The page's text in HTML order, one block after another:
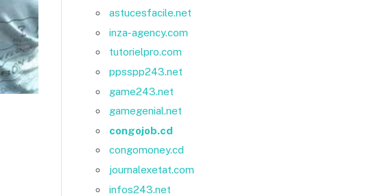
astucesfacile.net
inza-agency.com
tutorielpro.com
ppsspp243.net
game243.net
gamegenial.net
congojob.cd
congomoney.cd
journalexetat.com
infos243.net